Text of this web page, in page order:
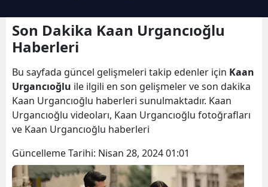
Son Dakika Kaan Urgancıoğlu
Haberleri
Bu sayfada güncel gelişmeleri takip edenler için Kaan
Urgancıoğlu ile ilgili en son gelişmeler ve son dakika
Kaan Urgancıoğlu haberleri sunulmaktadır. Kaan
Urgancıoğlu videoları, Kaan Urgancıoğlu fotoğrafları
ve Kaan Urgancıoğlu haberleri
Güncelleme Tarihi: Nisan 28, 2024 01:01